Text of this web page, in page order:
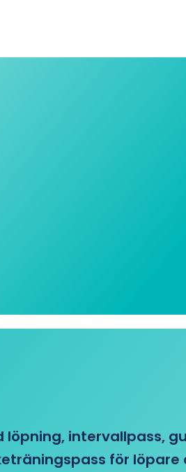
intervallpass,
för löpare